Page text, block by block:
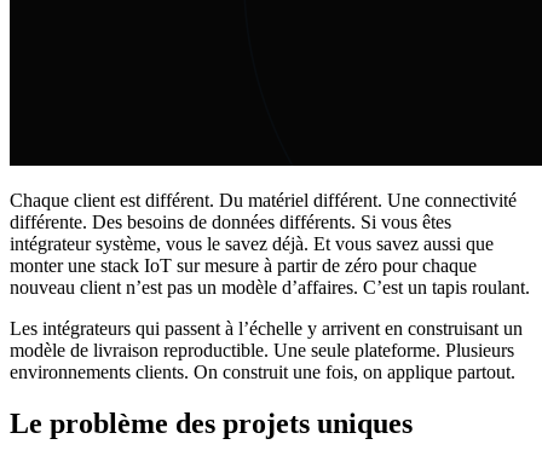
Chaque client est différent. Du matériel différent. Une connectivité
différente. Des besoins de données différents. Si vous êtes
intégrateur système, vous le savez déjà. Et vous savez aussi que
monter une stack IoT sur mesure à partir de zéro pour chaque
nouveau client n’est pas un modèle d’affaires. C’est un tapis roulant.
Les intégrateurs qui passent à l’échelle y arrivent en construisant un
modèle de livraison reproductible. Une seule plateforme. Plusieurs
environnements clients. On construit une fois, on applique partout.
Le problème des projets uniques